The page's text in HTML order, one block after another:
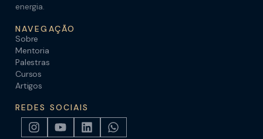
energia.
NAVEGAÇÃO
Sobre
Mentoria
Palestras
Cursos
Artigos
REDES SOCIAIS